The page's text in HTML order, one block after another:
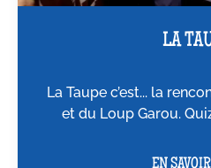
LA
La Taupe c’est... la
et du Loup Garou.
EN